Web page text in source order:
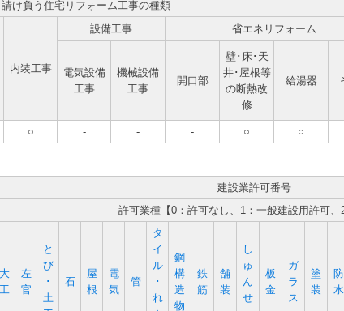
請け負う住宅リフォーム工事の種類
内装工事
設備工事
省エネリフォーム
電気設備
工事
機械設備
工事
開口部
壁･床･天
井･屋根等
の断熱改
修
給湯器
○ - - - ○ ○
建設業許可番号
許可業種【0：許可なし、1：一般建設用許可、
大
工
左
官
と
び
･
土
石
屋
根
電
気
管
タ
イ
ル
･
れ
鋼
構
造
物
鉄
筋
舗
装
し
ゅ
ん
せ
板
金
ガ
ラ
ス
塗
装
防
水